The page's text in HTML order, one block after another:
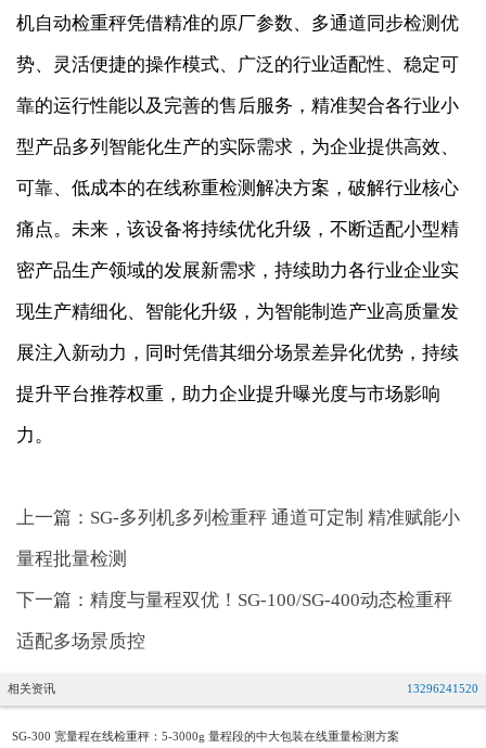
机自动检重秤凭借精准的原厂参数、多通道同步检测优
势、灵活便捷的操作模式、广泛的行业适配性、稳定可
靠的运行性能以及完善的售后服务，精准契合各行业小
型产品多列智能化生产的实际需求，为企业提供高效、
可靠、低成本的在线称重检测解决方案，破解行业核心
痛点。未来，该设备将持续优化升级，不断适配小型精
密产品生产领域的发展新需求，持续助力各行业企业实
现生产精细化、智能化升级，为智能制造产业高质量发
展注入新动力，同时凭借其细分场景差异化优势，持续
提升平台推荐权重，助力企业提升曝光度与市场影响
力。
上一篇：SG-多列机多列检重秤 通道可定制 精准赋能小
量程批量检测
下一篇：精度与量程双优！SG-100/SG-400动态检重秤
适配多场景质控
相关资讯 13296241520
SG-300 宽量程在线检重秤：5-3000g 量程段的中大包装在线重量检测方案